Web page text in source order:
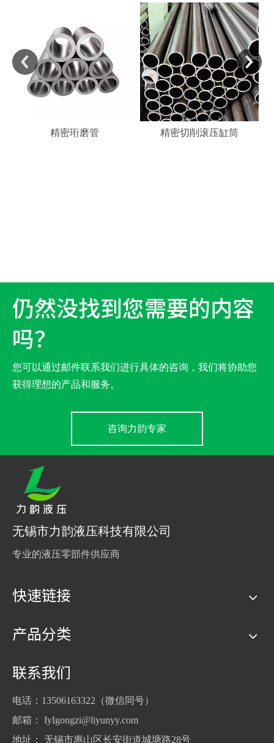
精密珩磨管 精密切削滚压缸筒
仍然没找到您需要的内容
吗？
您可以通过邮件联系我们进行具体的咨询，我们将协助您
获得理想的产品和服务。
咨询力韵专家
无锡市力韵液压科技有限公司
专业的液压零部件供应商
快速链接
产品分类
联系我们
电话：13506163322（微信同号）
邮箱： IyIgongzi@liyunyy.com
地址： 无锡市惠山区长安街道城塘路28号